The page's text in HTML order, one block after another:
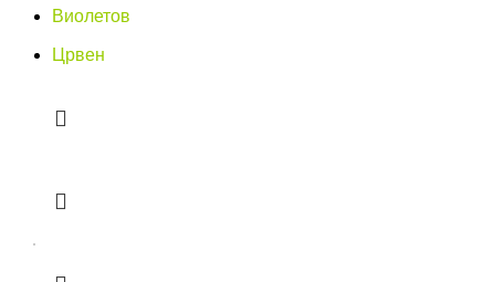
Виолетов
Црвен